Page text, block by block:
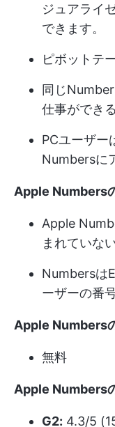
ジュアライ
できます。
ピボットテ
同じ
仕事ができる
PCユーザー
Numbersに
Apple Numbers
Apple
まれていな
Numbersは
ーザーの番
Apple Numbers
無料
Apple Numbers
G2: 4.3/5